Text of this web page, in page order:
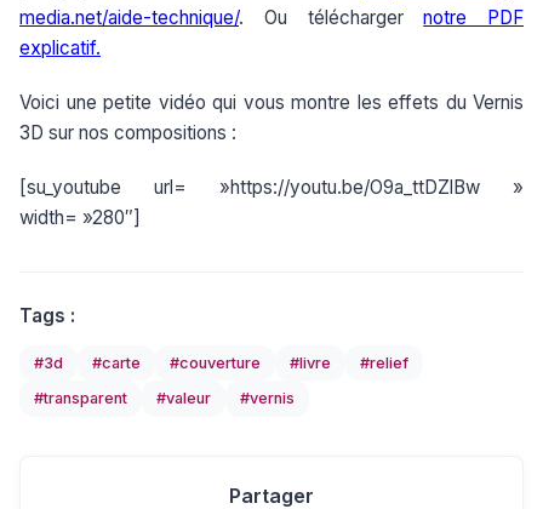
media.net/aide-technique/. Ou téléchargernotre PDF
explicatif.
Voici une petite vidéo qui vous montre les effets du Vernis
3D sur nos compositions :
[su_youtube url= »https://youtu.be/O9a_ttDZlBw »
width= »280″]
Tags :
#3d #carte #couverture #livre
#relief
#transparent
#valeur #vernis
Partager